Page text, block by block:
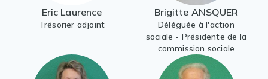
Eric Laurence
Trésorier adjoint
Brigitte ANSQUER
Déléguée à l'action
sociale - Présidente de la
commission sociale